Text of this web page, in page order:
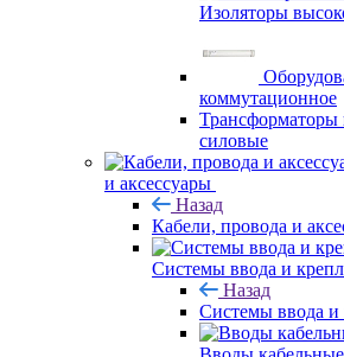
Изоляторы
коммутационное
Трансформаторы
силовые
и аксессуары
Назад
Кабели, провода и
Системы ввода и
Назад
Системы ввода и